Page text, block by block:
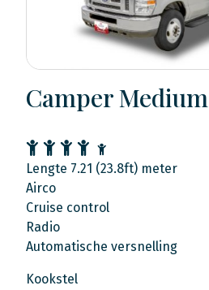
Camper Medium
Lengte 7.21 (23.8ft) meter
Airco
Cruise control
Radio
Automatische versnelling
Kookstel